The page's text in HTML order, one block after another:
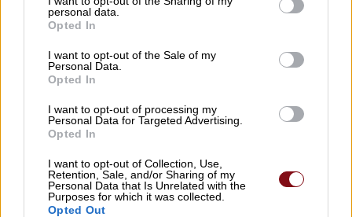
personal data.
Opted In
I want to opt-out of the Sale of my
Personal Data.
Opted In
I want to opt-out of processing my
Personal Data for Targeted Advertising.
Opted In
I want to opt-out of Collection, Use,
Retention, Sale, and/or Sharing of my
Personal Data that Is Unrelated with the
Purposes for which it was collected.
Opted Out
Θύματα φάρσας εκπαιδευτικός και
καταστηματάρχες στον Αμπελώνα